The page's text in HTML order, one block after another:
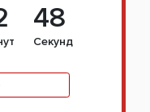
47
Секунд